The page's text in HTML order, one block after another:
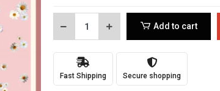
Add to cart
Fast Shipping Secure shopping